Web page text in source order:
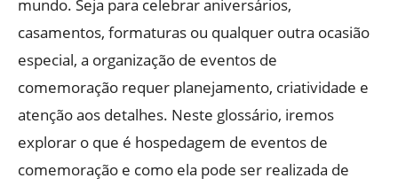
mundo. Seja para celebrar aniversários,
casamentos, formaturas ou qualquer outra ocasião
especial, a organização de eventos de
comemoração requer planejamento, criatividade e
atenção aos detalhes. Neste glossário, iremos
explorar o que é hospedagem de eventos de
comemoração e como ela pode ser realizada de